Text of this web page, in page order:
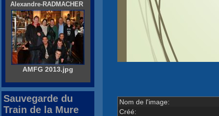
Nom de l'image:
Créé:
Alexandre-RADMACHER
AMFG 2013.jpg
Sauvegarde du
Train de la Mure